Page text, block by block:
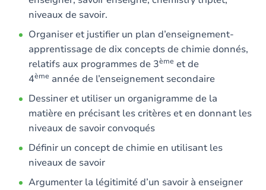
niveaux de savoir.
Organiser et justifier un plan d’enseignement-
apprentissage de dix concepts de chimie donnés,
relatifs aux programmes de 3ème et de
4ème année de l’enseignement secondaire
Dessiner et utiliser un organigramme de la
matière en précisant les critères et en donnant les
niveaux de savoir convoqués
Définir un concept de chimie en utilisant les
niveaux de savoir
Argumenter la légitimité d’un savoir à enseigner